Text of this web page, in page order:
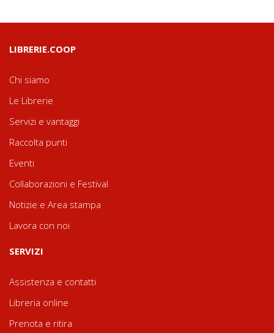
LIBRERIE.COOP
Chi siamo
Le Librerie
Servizi e vantaggi
Raccolta punti
Eventi
Collaborazioni e Festival
Notizie e Area stampa
Lavora con noi
SERVIZI
Assistenza e contatti
Libreria online
Prenota e ritira